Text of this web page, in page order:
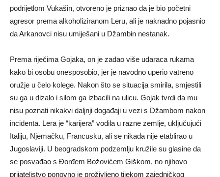
podrijetlom Vukašin, otvoreno je priznao da je bio početni
agresor prema alkoholiziranom Leru, ali je naknadno pojasnio
da Arkanovci nisu umiješani u Džambin nestanak.
Prema riječima Gojaka, on je zadao više udaraca rukama
kako bi osobu onesposobio, jer je navodno uperio vatreno
oružje u čelo kolege. Nakon što se situacija smirila, smjestili
su ga u dizalo i silom ga izbacili na ulicu. Gojak tvrdi da mu
nisu poznati nikakvi daljnji događaji u vezi s Džambom nakon
incidenta. Lera je “karijera” vodila u razne zemlje, uključujući
Italiju, Njemačku, Francusku, ali se nikada nije etablirao u
Jugoslaviji. U beogradskom podzemlju kružile su glasine da
se posvađao s Đorđem Božovićem Giškom, no njihovo
prijateljstvo ponovno je proživljeno tijekom zajedničkog